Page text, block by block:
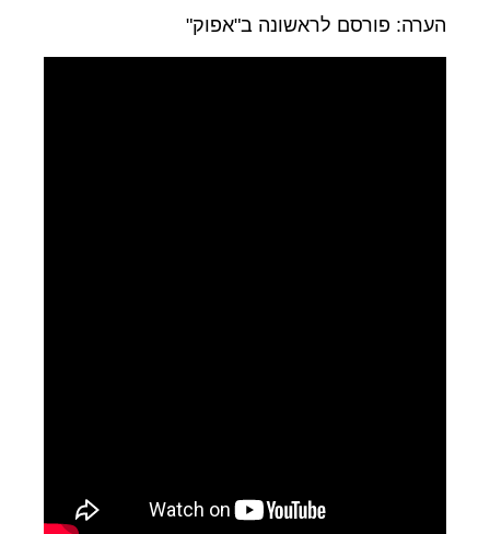
הערה: פורסם לראשונה ב"אפוק"